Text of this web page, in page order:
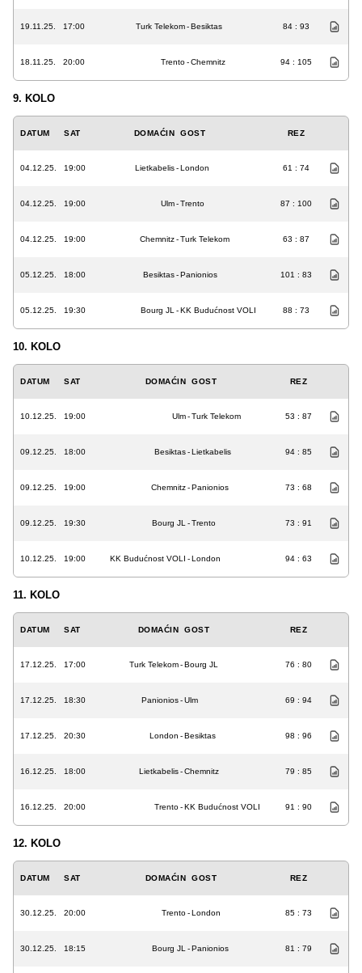
19.11.25. 17:00 Turk Telekom-Besiktas 84 : 93
18.11.25. 20:00 Trento-Chemnitz 94 : 105
9. KOLO
DATUM SAT DOMAĆIN GOST REZ
04.12.25. 19:00 Lietkabelis-London 61 : 74
04.12.25. 19:00 Ulm-Trento 87 : 100
04.12.25. 19:00 Chemnitz-Turk Telekom 63 : 87
05.12.25. 18:00 Besiktas-Panionios 101 : 83
05.12.25. 19:30 Bourg JL -KK Budućnost VOLI 88 : 73
10. KOLO
DATUM SAT DOMAĆIN GOST REZ
10.12.25. 19:00 Ulm-Turk Telekom 53 : 87
09.12.25. 18:00 Besiktas-Lietkabelis 94 : 85
09.12.25. 19:00 Chemnitz-Panionios 73 : 68
09.12.25. 19:30 Bourg JL -Trento 73 : 91
10.12.25. 19:00 KK Budućnost VOLI -London 94 : 63
11. KOLO
DATUM SAT DOMAĆIN GOST REZ
17.12.25. 17:00 Turk Telekom-Bourg JL 76 : 80
17.12.25. 18:30 Panionios-Ulm 69 : 94
17.12.25. 20:30 London -Besiktas 98 : 96
16.12.25. 18:00 Lietkabelis-Chemnitz 79 : 85
16.12.25. 20:00 Trento-KK Budućnost VOLI 91 : 90
12. KOLO
DATUM SAT DOMAĆIN GOST REZ
30.12.25. 20:00 Trento-London 85 : 73
30.12.25. 18:15 Bourg JL -Panionios 81 : 79